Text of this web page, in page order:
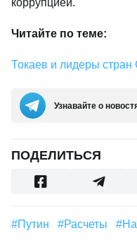
коррупцией.
Читайте по теме:
Токаев и лидеры
Узнавайте о
ПОДЕЛИТЬСЯ
#Путин #Расчеты